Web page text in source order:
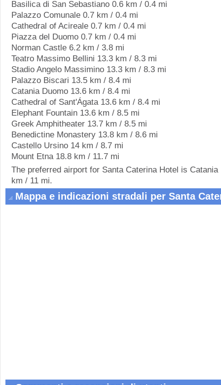
Basilica di San Sebastiano 0.6 km / 0.4 mi
Palazzo Comunale 0.7 km / 0.4 mi
Cathedral of Acireale 0.7 km / 0.4 mi
Piazza del Duomo 0.7 km / 0.4 mi
Norman Castle 6.2 km / 3.8 mi
Teatro Massimo Bellini 13.3 km / 8.3 mi
Stadio Angelo Massimino 13.3 km / 8.3 mi
Palazzo Biscari 13.5 km / 8.4 mi
Catania Duomo 13.6 km / 8.4 mi
Cathedral of Sant'Ágata 13.6 km / 8.4 mi
Elephant Fountain 13.6 km / 8.5 mi
Greek Amphitheater 13.7 km / 8.5 mi
Benedictine Monastery 13.8 km / 8.6 mi
Castello Ursino 14 km / 8.7 mi
Mount Etna 18.8 km / 11.7 mi
The preferred airport for Santa Caterina Hotel is
km / 11 mi.
Mappa e indicazioni stradali per Santa